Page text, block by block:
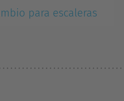
para escaleras